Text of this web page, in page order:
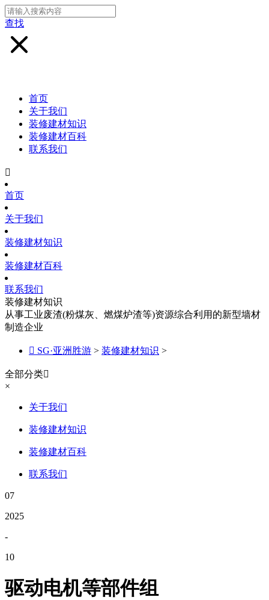
查找
首页
关于我们
装修建材知识
装修建材百科
联系我们

首页
关于我们
装修建材知识
装修建材百科
联系我们
装修建材知识
从事工业废渣(粉煤灰、燃煤炉渣等)资源综合利用的新型墙材
制造企业
 SG·亚洲胜游 > 装修建材知识 >
全部分类
×
关于我们
装修建材知识
装修建材百科
联系我们
07
2025
-
10
驱动电机等部件组